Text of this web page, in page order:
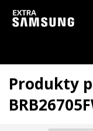
Vzhledem k aktuální
Produkty